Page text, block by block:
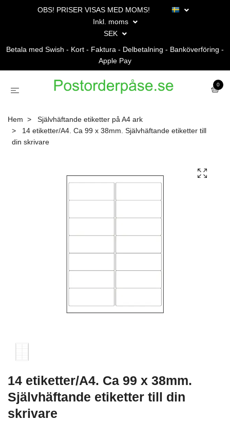
OBS! PRISER VISAS MED MOMS!
Inkl. moms
SEK
Betala med Swish - Kort - Faktura - Delbetalning - Banköverföring -
Apple Pay
0
Hem
Självhäftande etiketter på A4 ark
14 etiketter/A4. Ca 99 x 38mm. Självhäftande etiketter till
din skrivare
14 etiketter/A4. Ca 99 x 38mm.
Självhäftande etiketter till din
skrivare